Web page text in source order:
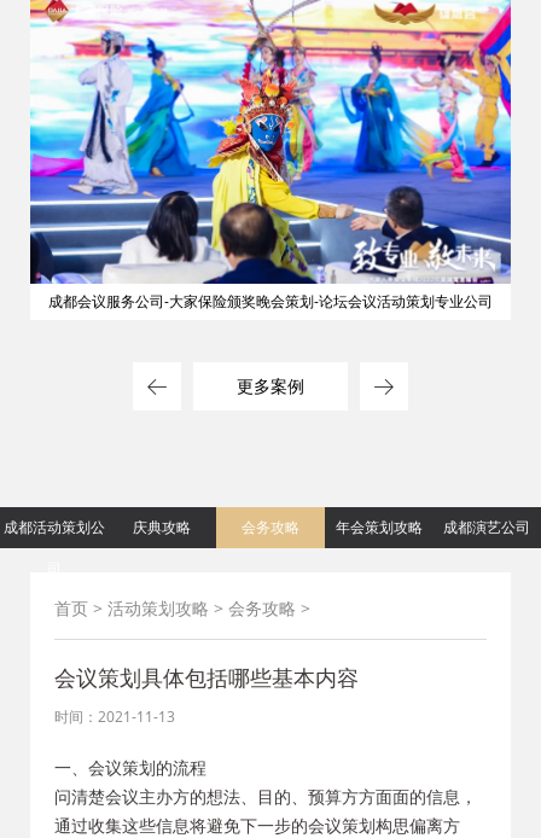
成都会议服务公司-大家保险颁奖晚会策划-论坛会议活动策划专业公司
更多案例
成都活动策划公
庆典攻略 会务攻略 年会策划攻略 成都演艺公司
首页 > 活动策划攻略 > 会务攻略 >
会议策划具体包括哪些基本内容
时间：2021-11-13
一、会议策划的流程
问清楚会议主办方的想法、目的、预算方方面面的信息，
通过收集这些信息将避免下一步的会议策划构思偏离方